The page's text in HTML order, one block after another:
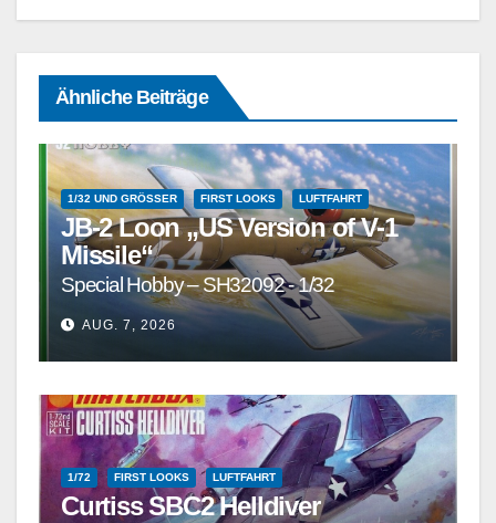
Ähnliche Beiträge
1/32 UND GRÖSSER FIRST LOOKS LUFTFAHRT
JB-2 Loon „US Version of V-1
Missile“
Special Hobby – SH32092 - 1/32
AUG. 7, 2026
1/72 FIRST LOOKS LUFTFAHRT
Curtiss SBC2 Helldiver